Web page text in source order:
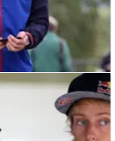
06/12/18
mencari tahu'